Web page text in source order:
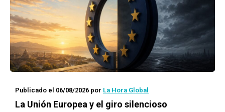
Publicado el 06/08/2026 por La Hora Global
La Unión Europea y el giro silencioso